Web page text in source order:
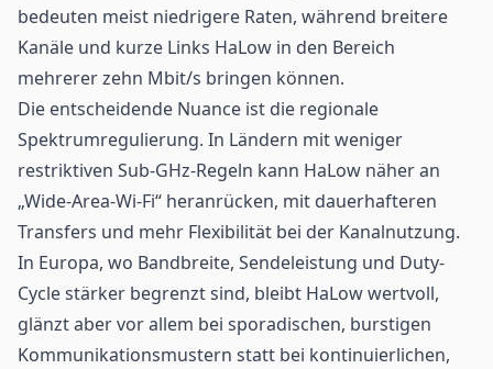
bedeuten meist niedrigere Raten, während breitere
Kanäle und kurze Links HaLow in den Bereich
mehrerer zehn Mbit/s bringen können.
Die entscheidende Nuance ist die regionale
Spektrumregulierung. In Ländern mit weniger
restriktiven Sub-GHz-Regeln kann HaLow näher an
„Wide-Area-Wi-Fi“ heranrücken, mit dauerhafteren
Transfers und mehr Flexibilität bei der Kanalnutzung.
In Europa, wo Bandbreite, Sendeleistung und Duty-
Cycle stärker begrenzt sind, bleibt HaLow wertvoll,
glänzt aber vor allem bei sporadischen, burstigen
Kommunikationsmustern statt bei kontinuierlichen,